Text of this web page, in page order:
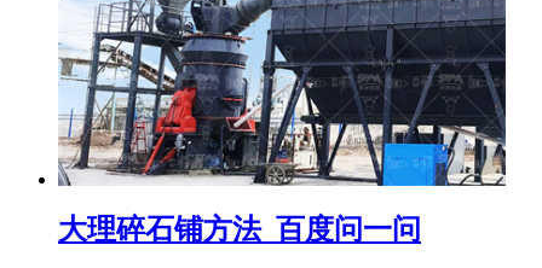
大理碎石铺方法_百度问一问